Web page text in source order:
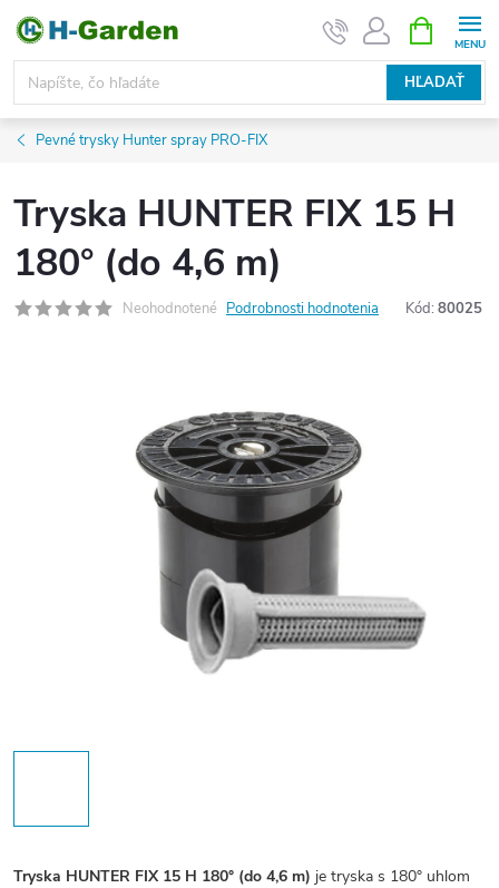
Prejsť
obsah
HĽADAŤ
KOŠÍK
Pevné trysky Hunter spray PRO-FIX
Tryska HUNTER FIX 15 H
180° (do 4,6 m)
Neohodnotené Podrobnosti hodnotenia Kód: 80025
Tryska HUNTER FIX 15 H 180° (do 4,6 m) je tryska s 180° uhlom